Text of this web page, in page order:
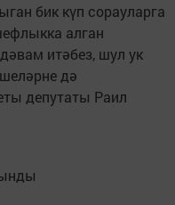
бик күп сорауларга
алган
итәбез, шул ук
дә
депутаты Раил